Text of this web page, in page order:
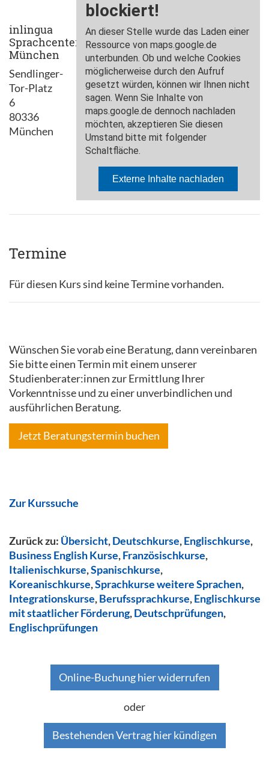
inlingua
Sprachcenter
München
Sendlinger-
Tor-Platz
6
80336
München
Termine
Für diesen Kurs sind keine Termine vorhanden.
Wünschen Sie vorab eine Beratung, dann vereinbaren
Sie bitte einen Termin mit einem unserer
Studienberater:innen zur Ermittlung Ihrer
Vorkenntnisse und zu einer unverbindlichen und
ausführlichen Beratung.
Jetzt Beratungstermin buchen
Zur Kurssuche
Zurück zu: Übersicht,Deutschkurse,Englischkurse,
Business English Kurse,Französischkurse,
Italienischkurse,Spanischkurse,
Koreanischkurse,Sprachkurse weitere Sprachen,
Integrationskurse,Berufssprachkurse,Englischkurse
mit staatlicher Förderung,Deutschprüfungen,
Englischprüfungen
Online-Buchung hier widerrufen
oder
Bestehenden Vertrag hier kündigen